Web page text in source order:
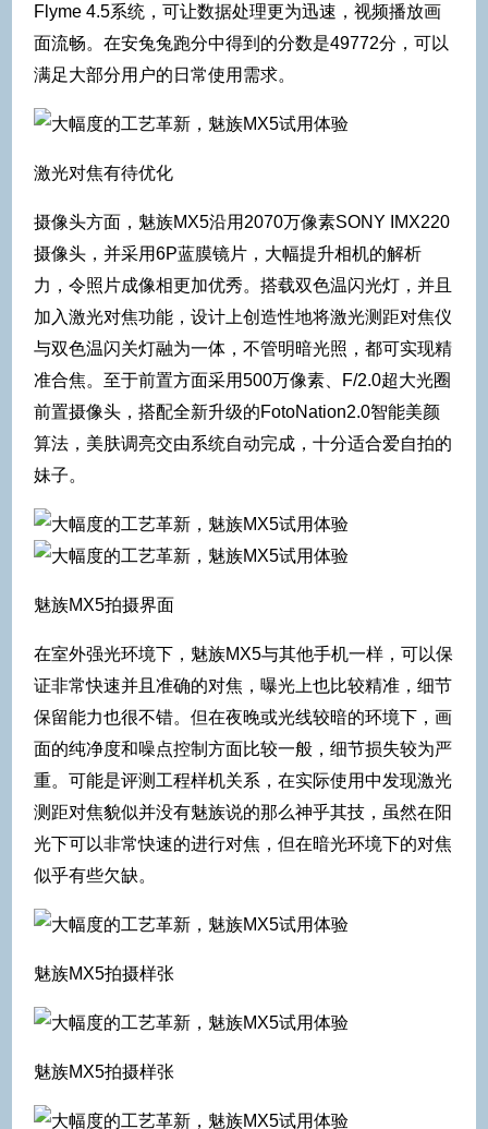
Flyme 4.5系统，可让数据处理更为迅速，视频播放画
面流畅。在安兔兔跑分中得到的分数是49772分，可以
满足大部分用户的日常使用需求。
激光对焦有待优化
摄像头方面，魅族MX5沿用2070万像素SONY IMX220
摄像头，并采用6P蓝膜镜片，大幅提升相机的解析
力，令照片成像相更加优秀。搭载双色温闪光灯，并且
加入激光对焦功能，设计上创造性地将激光测距对焦仪
与双色温闪关灯融为一体，不管明暗光照，都可实现精
准合焦。至于前置方面采用500万像素、F/2.0超大光圈
前置摄像头，搭配全新升级的FotoNation2.0智能美颜
算法，美肤调亮交由系统自动完成，十分适合爱自拍的
妹子。
魅族MX5拍摄界面
在室外强光环境下，魅族MX5与其他手机一样，可以保
证非常快速并且准确的对焦，曝光上也比较精准，细节
保留能力也很不错。但在夜晚或光线较暗的环境下，画
面的纯净度和噪点控制方面比较一般，细节损失较为严
重。可能是评测工程样机关系，在实际使用中发现激光
测距对焦貌似并没有魅族说的那么神乎其技，虽然在阳
光下可以非常快速的进行对焦，但在暗光环境下的对焦
似乎有些欠缺。
魅族MX5拍摄样张
魅族MX5拍摄样张